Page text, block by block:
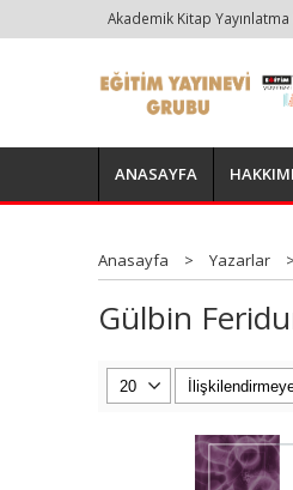
Akademik Kitap
ANASAYFA
Anasayfa > Yazarlar >
Gülbin